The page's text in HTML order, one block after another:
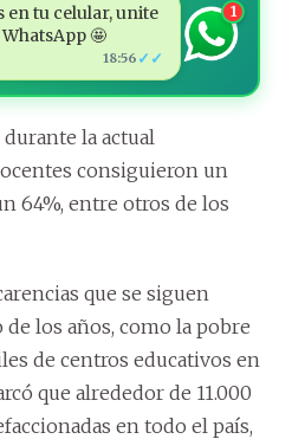
en tu celular, unite
🤩
18:56 ✓✓
1
durante la actual
consiguieron un
64%, entre otros de los
que se siguen
los años, como la pobre
de centros educativos en
que alrededor de 11.000
en todo el país,